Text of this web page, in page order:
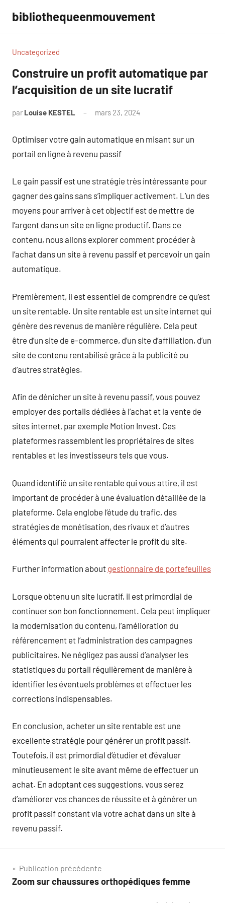
contenu
bibliothequeenmouvement
Uncategorized
Construire un profit automatique par
l’acquisition de un site lucratif
par Louise KESTEL mars 23, 2024
Optimiser votre gain automatique en misant sur un
portail en ligne à revenu passif
Le gain passif est une stratégie très intéressante pour
gagner des gains sans s’impliquer activement. L’un des
moyens pour arriver à cet objectif est de mettre de
l’argent dans un site en ligne productif. Dans ce
contenu, nous allons explorer comment procéder à
l’achat dans un site à revenu passif et percevoir un gain
automatique.
Premièrement, il est essentiel de comprendre ce qu’est
un site rentable. Un site rentable est un site internet qui
génère des revenus de manière régulière. Cela peut
être d’un site de e-commerce, d’un site d’affiliation, d’un
site de contenu rentabilisé grâce à la publicité ou
d’autres stratégies.
Afin de dénicher un site à revenu passif, vous pouvez
employer des portails dédiées à l’achat et la vente de
sites internet, par exemple Motion Invest. Ces
plateformes rassemblent les propriétaires de sites
rentables et les investisseurs tels que vous.
Quand identifié un site rentable qui vous attire, il est
important de procéder à une évaluation détaillée de la
plateforme. Cela englobe l’étude du trafic, des
stratégies de monétisation, des rivaux et d’autres
éléments qui pourraient affecter le profit du site.
Further information about gestionnaire de portefeuilles
Lorsque obtenu un site lucratif, il est primordial de
continuer son bon fonctionnement. Cela peut impliquer
la modernisation du contenu, l’amélioration du
référencement et l’administration des campagnes
publicitaires. Ne négligez pas aussi d’analyser les
statistiques du portail régulièrement de manière à
identifier les éventuels problèmes et effectuer les
corrections indispensables.
En conclusion, acheter un site rentable est une
excellente stratégie pour générer un profit passif.
Toutefois, il est primordial d’étudier et d’évaluer
minutieusement le site avant même de effectuer un
achat. En adoptant ces suggestions, vous serez
d’améliorer vos chances de réussite et à générer un
profit passif constant via votre achat dans un site à
revenu passif.
Navigation
de
Publication précédente
Zoom sur chaussures orthopédiques femme